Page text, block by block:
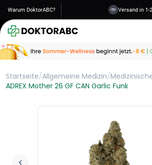
Warum DoktorABC? Versand in 1-
Startseite/Allgemeine Medizin/
ADREX Mother 26 GF CAN Garlic Funk